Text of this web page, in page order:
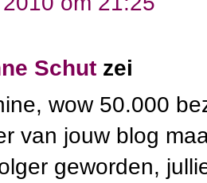
Schut zei
wow 50.000
van jouw blog
geworden,